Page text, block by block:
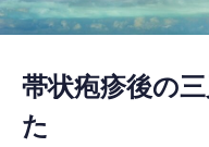
帯状疱疹後の
た